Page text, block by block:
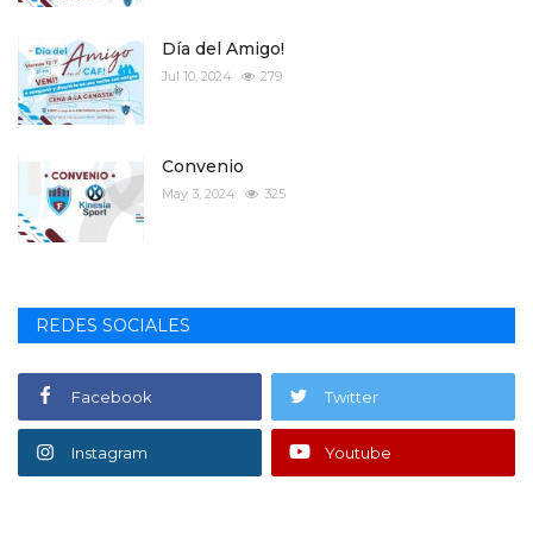
Día del Amigo!
Jul 10, 2024 279
Convenio
May 3, 2024 325
REDES SOCIALES
Facebook Twitter
Instagram Youtube